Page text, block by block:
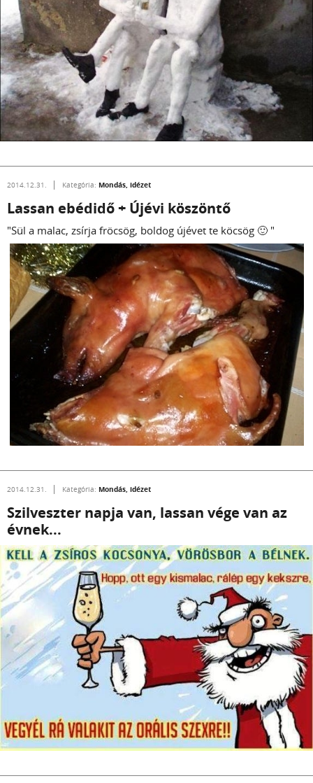
2014.12.31. Kategória: Mondás, idézet
Lassan ebédidő + Újévi köszöntő
"Sül a malac, zsírja fröcsög, boldog újévet te köcsög 🙂 "
2014.12.31. Kategória: Mondás, idézet
Szilveszter napja van, lassan vége van az
évnek...